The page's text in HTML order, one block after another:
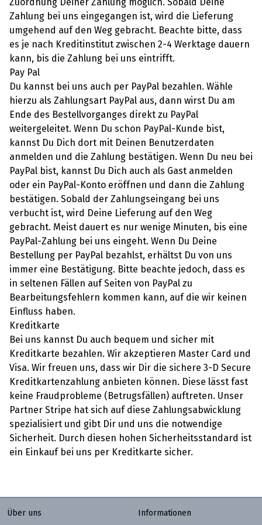
Zahlung bei uns eingegangen ist, wird die Lieferung
umgehend auf den Weg gebracht. Beachte bitte, dass
es je nach Kreditinstitut zwischen 2-4 Werktage dauern
kann, bis die Zahlung bei uns eintrifft.
Pay Pal
Du kannst bei uns auch per PayPal bezahlen. Wähle
hierzu als Zahlungsart PayPal aus, dann wirst Du am
Ende des Bestellvorganges direkt zu PayPal
weitergeleitet. Wenn Du schon PayPal-Kunde bist,
kannst Du Dich dort mit Deinen Benutzerdaten
anmelden und die Zahlung bestätigen. Wenn Du neu bei
PayPal bist, kannst Du Dich auch als Gast anmelden
oder ein PayPal-Konto eröffnen und dann die Zahlung
bestätigen. Sobald der Zahlungseingang bei uns
verbucht ist, wird Deine Lieferung auf den Weg
gebracht. Meist dauert es nur wenige Minuten, bis eine
PayPal-Zahlung bei uns eingeht. Wenn Du Deine
Bestellung per PayPal bezahlst, erhältst Du von uns
immer eine Bestätigung. Bitte beachte jedoch, dass es
in seltenen Fällen auf Seiten von PayPal zu
Bearbeitungsfehlern kommen kann, auf die wir keinen
Einfluss haben.
Kreditkarte
Bei uns kannst Du auch bequem und sicher mit
Kreditkarte bezahlen. Wir akzeptieren Master Card und
Visa. Wir freuen uns, dass wir Dir die sichere 3-D Secure
Kreditkartenzahlung anbieten können. Diese lässt fast
keine Fraudprobleme (Betrugsfällen) auftreten. Unser
Partner Stripe hat sich auf diese Zahlungsabwicklung
spezialisiert und gibt Dir und uns die notwendige
Sicherheit. Durch diesen hohen Sicherheitsstandard ist
ein Einkauf bei uns per Kreditkarte sicher.
Über uns
Informationen